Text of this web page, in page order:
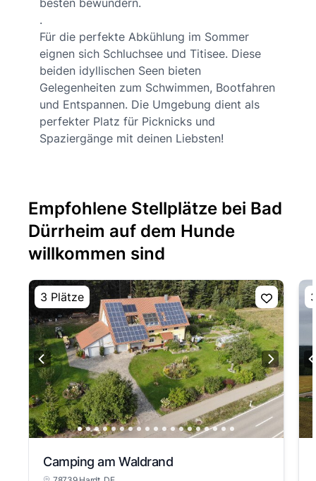
besten bewundern.
.
Für die perfekte Abkühlung im Sommer
eignen sich Schluchsee und Titisee. Diese
beiden idyllischen Seen bieten
Gelegenheiten zum Schwimmen, Bootfahren
und Entspannen. Die Umgebung dient als
perfekter Platz für Picknicks und
Spaziergänge mit deinen Liebsten!
Empfohlene Stellplätze bei Bad
Dürrheim auf dem Hunde
willkommen sind
3 Plätze
Camping am Waldrand